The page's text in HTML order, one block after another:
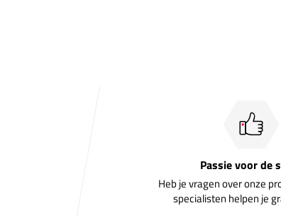
Passie voor de
Heb je vragen over onze
specialisten helpen je